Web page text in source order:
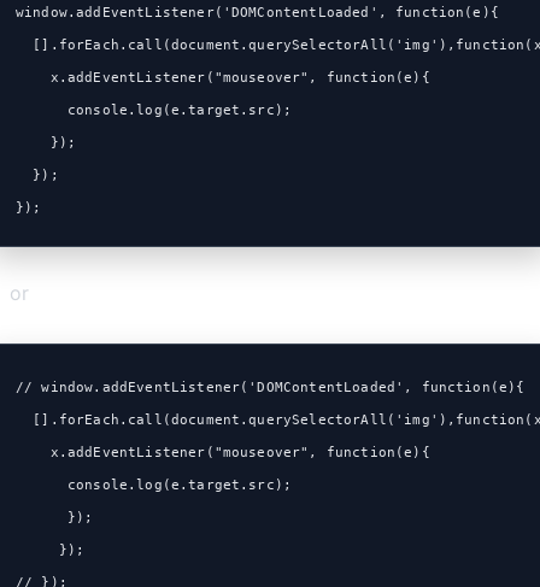
window.addEventListener('DOMContentLoaded', function(e){
    x.addEventListener("mouseover", function(e){
      console.log(e.target.src);
    });
  });
});
or
// window.addEventListener('DOMContentLoaded', function(e){
    x.addEventListener("mouseover", function(e){
      console.log(e.target.src);
      });
     });
// });